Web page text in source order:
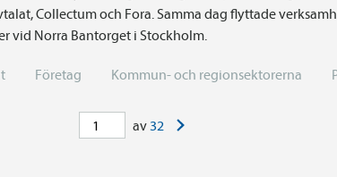
Collectum och Fora. Samma dag flyttade
vid Norra Bantorget i Stockholm.
Företag Kommun- och regionsektorerna
av 32